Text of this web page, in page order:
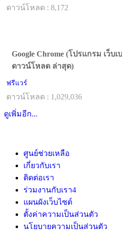
ดาวน์โหลด : 8,172
Google Chrome (โปรแกรม เว็บเ
ดาวน์โหลด ล่าสุด)
ฟรีแวร์
ดาวน์โหลด : 1,029,036
ดูเพิ่มอีก...
ศูนย์ช่วยเหลือ
เกี่ยวกับเรา
ติดต่อเรา
ร่วมงานกับเรา4
แผนผังเว็บไซต์
ตั้งค่าความเป็นส่วนตัว
นโยบายความเป็นส่วนตัว